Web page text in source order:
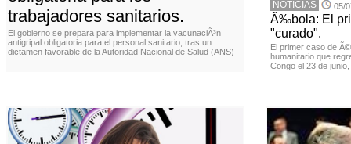
trabajadores sanitarios.
El gobierno se prepara para implementar la vacunaciÃ³n
antigripal obligatoria para el personal sanitario, tras un
dictamen favorable de la Autoridad Nacional de Salud (ANS)
NOTICIAS 05/
Ã‰bola: El
"curado".
El primer caso de
humanitario que
Congo el 23 de